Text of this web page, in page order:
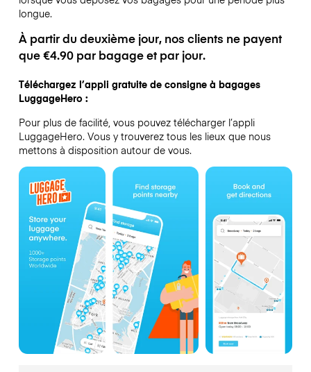
longue.
À partir du deuxième jour, nos clients ne payent
que €4.90 par bagage et par jour.
Téléchargez l’appli gratuite de consigne à bagages
LuggageHero :
Pour plus de facilité, vous pouvez télécharger l’appli
LuggageHero. Vous y trouverez tous les lieux que nous
mettons à disposition autour de vous.